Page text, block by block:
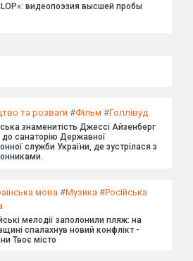
видеопоэзия высшей пробы
та розваги #Фільм #Голлівуд
знаменитість Джессі Айзенберг
до санаторію Державної
служби України, де зустрілася з
мова #Музика #Російська
мелодії заполонили пляж: на
спалахнув новий конфлікт -
Твоє місто